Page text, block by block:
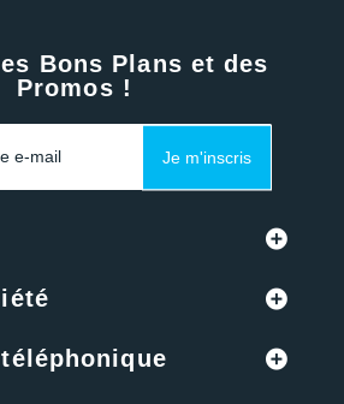
Bons Plans et des
Promos !
Je m'inscris